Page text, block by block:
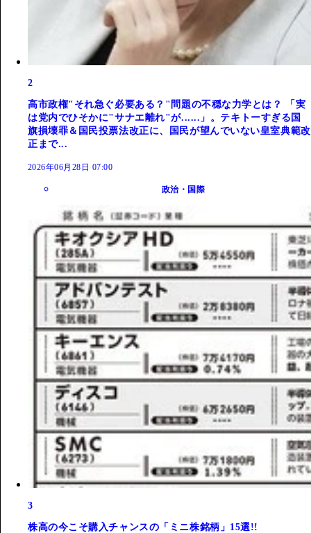
2
高市政権"それ急ぐ必要ある？"問題の不穏な力学とは？ 「実
は党内でひそかに"サナエ離れ"が......」。テキトーすぎる国
旗損壊罪＆国民投票法改正に、国民が望んでいない皇室典範改
正まで...
2026年06月28日 07:00
政治・国際
3
株高の今こそ購入チャンスの「ミニ株銘柄」15選!!